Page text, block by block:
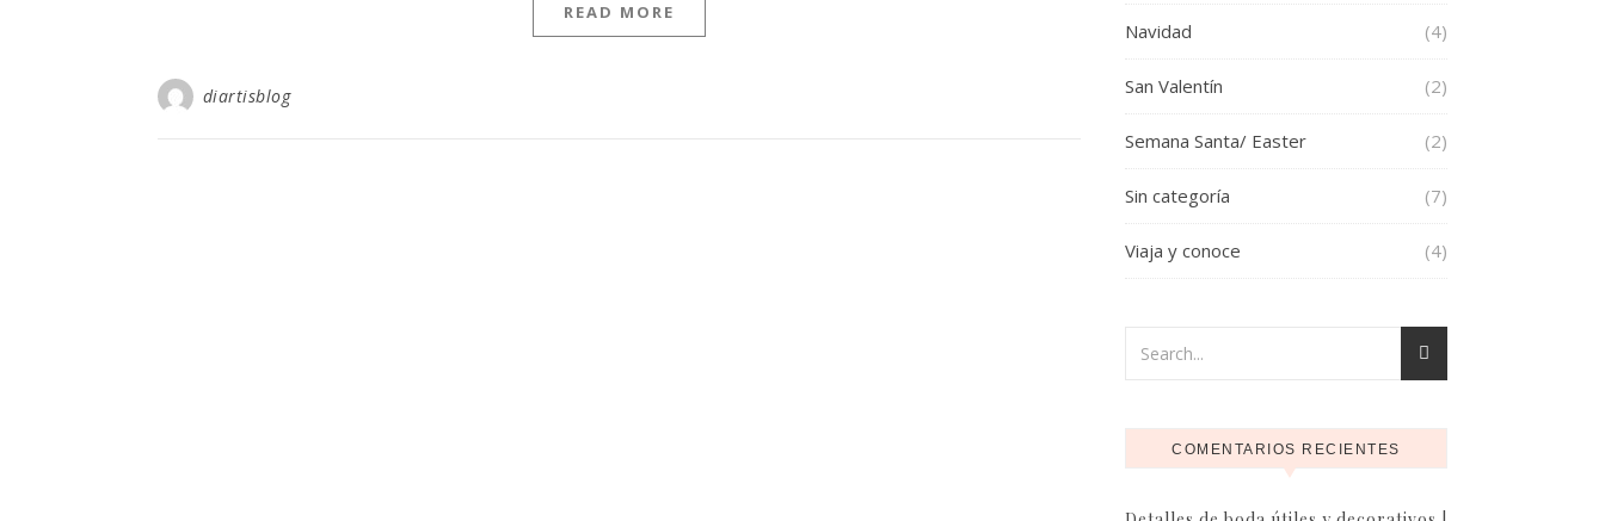
READ MORE
diartisblog
Navidad (4)
San Valentín (2)
Semana Santa/ Easter (2)
Sin categoría (7)
Viaja y conoce (4)
COMENTARIOS RECIENTES